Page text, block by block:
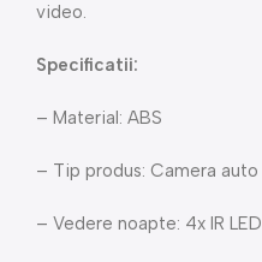
video.
Specificatii:
– Material: ABS
– Tip produs: Camera auto
– Vedere noapte: 4x IR LED